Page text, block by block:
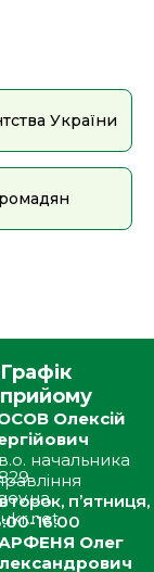
України
Графік
прийому
Олексій
начальника
п’ятниця,
16:00
Олег